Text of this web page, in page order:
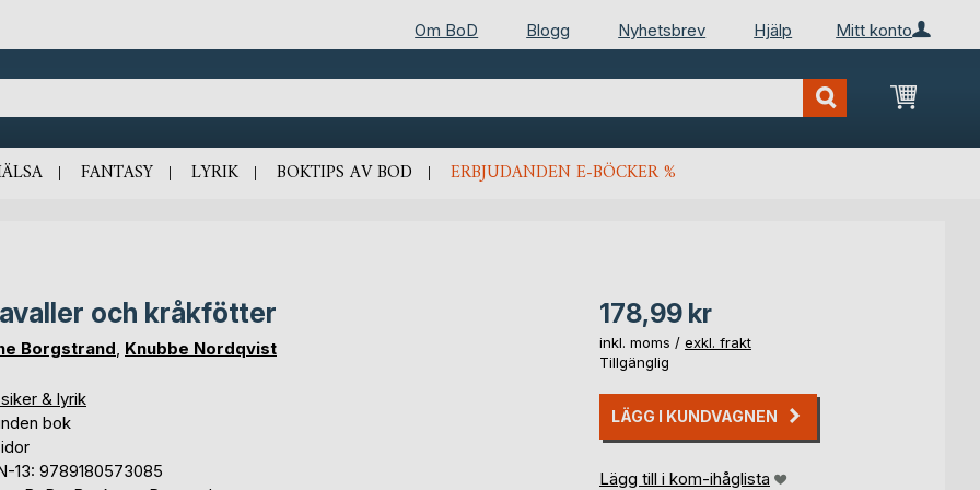
Mitt konto
Om BoD Blogg Nyhetsbrev Hjälp
Min
FANTASY LYRIK BOKTIPS AV BOD ERBJUDANDEN E-BÖCKER %
och kråkfötter
Borgstrand Knubbe Nordqvist
& lyrik
bok
13: 9789180573085
178,99 kr
inkl. moms / exkl. frakt
Tillgänglig
LÄGG I KUNDVAGNEN
Lägg till i kom-ihåglista